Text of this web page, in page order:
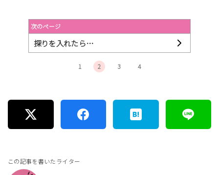
次のページ
探りを入れたら…
1 2 3 4
この記事を書いたライター